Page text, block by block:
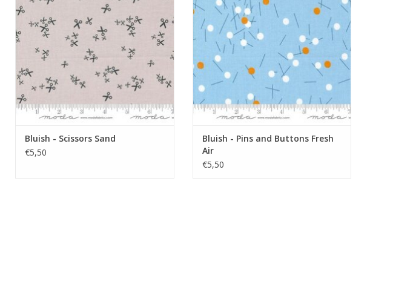
Bluish - Scissors Sand
€5,50
Bluish - Pins and Buttons Fresh
Air
€5,50